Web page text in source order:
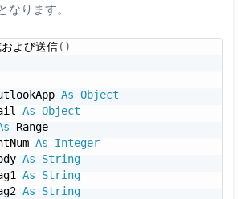
なります。
よび送信( )
As Object
As Object
Range
As
Integer
As
String
As
String
As
String